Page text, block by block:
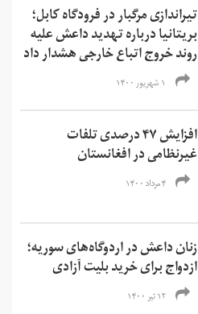
تیراندازی مرگبار در فرودگاه کابل؛
بریتانیا درباره تهدید داعش علیه
روند خروج اتباع خارجی هشدار داد
۱ شهریور ۱۴۰۰
افزایش ۴۷ درصدی تلفات
غیرنظامی در افغانستان
۴ مرداد ۱۴۰۰
زنان داعش در اردوگاه‌های سوریه؛
ازدواج برای خرید بلیت آزادی
۱۲ تیر ۱۴۰۰